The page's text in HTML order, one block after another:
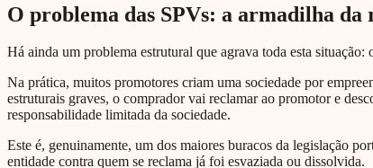
O problema das SPVs: a armadilha
Há ainda um problema estrutural que agrava toda esta situação:
Na prática, muitos promotores criam uma sociedade por
estruturais graves, o comprador vai reclamar ao promotor e
responsabilidade limitada da sociedade.
Este é, genuinamente, um dos maiores buracos da legislação
entidade contra quem se reclama já foi esvaziada ou dissolvida.